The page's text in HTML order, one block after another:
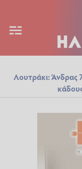
Λουτράκι: Άνδρας